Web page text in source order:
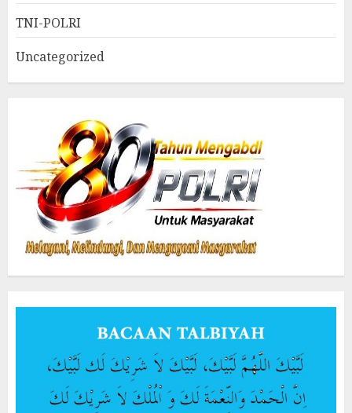
TNI-POLRI
Uncategorized